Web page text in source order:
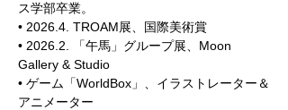
ス学部卒業。
• 2026.4. TROAM展、国際美術賞
• 2026.2. 「午馬」グループ展、Moon
Gallery & Studio
• ゲーム「WorldBox」、イラストレーター＆
アニメーター